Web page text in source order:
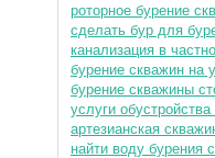
роторное бурение
сделать бур для
канализация в
бурение скважин на
бурение скважины
услуги
артезианская
найти воду бурения